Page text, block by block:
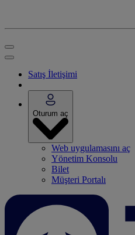
Satış İletişimi
Oturum aç
Web uygulamasını aç
Yönetim Konsolu
Bilet
Müşteri Portalı